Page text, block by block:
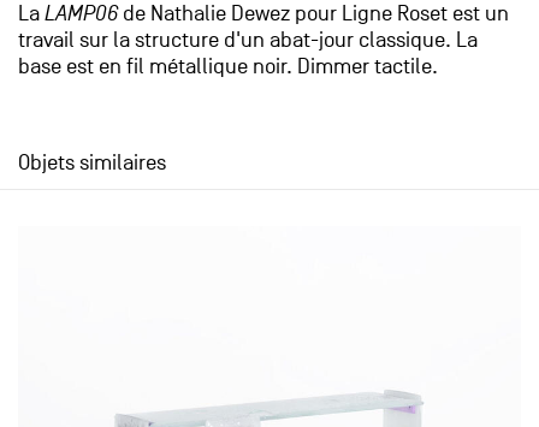
La LAMP06de Nathalie Dewez pour Ligne Roset est un
travail sur la structure d'un abat-jour classique. La
base est en fil métallique noir. Dimmer tactile.
Objets similaires